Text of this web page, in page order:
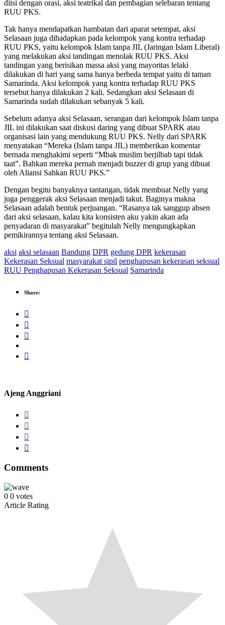
diisi dengan orasi, aksi teatrikal dan pembagian selebaran tentang
RUU PKS.
Tak hanya mendapatkan hambatan dari aparat setempat, aksi
Selasaan juga dihadapkan pada kelompok yang kontra terhadap
RUU PKS, yaitu kelompok Islam tanpa JIL (Jaringan Islam Liberal)
yang melakukan aksi tandingan menolak RUU PKS. Aksi
tandingan yang berisikan massa aksi yang mayoritas lelaki
dilakukan di hari yang sama hanya berbeda tempat yaitu di taman
Samarinda. Aksi kelompok yang kontra terhadap RUU PKS
tersebut hanya dilakukan 2 kali. Sedangkan aksi Selasaan di
Samarinda sudah dilakukan sebanyak 5 kali.
Sebelum adanya aksi Selasaan, serangan dari kelompok Islam tanpa
JIL ini dilakukan saat diskusi daring yang dibuat SPARK atau
organisasi lain yang mendukung RUU PKS. Nelly dari SPARK
menyatakan “Mereka (Islam tanpa JIL) memberikan komentar
bernada menghakimi seperti “Mbak muslim berjilbab tapi tidak
taat”. Bahkan mereka pernah menjadi buzzer di grup yang dibuat
oleh Aliansi Sahkan RUU PKS.”
Dengan begitu banyaknya tantangan, tidak membuat Nelly yang
juga penggerak aksi Selasaan menjadi takut. Baginya makna
Selasaan adalah bentuk perjuangan. “Rasanya tak sanggup absen
dari aksi selasaan, kalau kita konsisten aku yakin akan ada
penyadaran di masyarakat” begitulah Nelly mengungkapkan
pemikirannya tentang aksi Selasaan.
aksi aksi selasaan Bandung DPR gedung DPR kekerasan
Kekerasan Seksual masyarakat sipil penghapusan kekerasan seksual
RUU Penghapusan Kekerasan Seksual Samarinda
Share:
Ajeng Anggriani
Comments
0 0 votes
Article Rating